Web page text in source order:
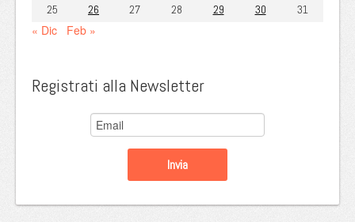
25
26 27 28 29 30 31
« Dic Feb »
Registrati alla Newsletter